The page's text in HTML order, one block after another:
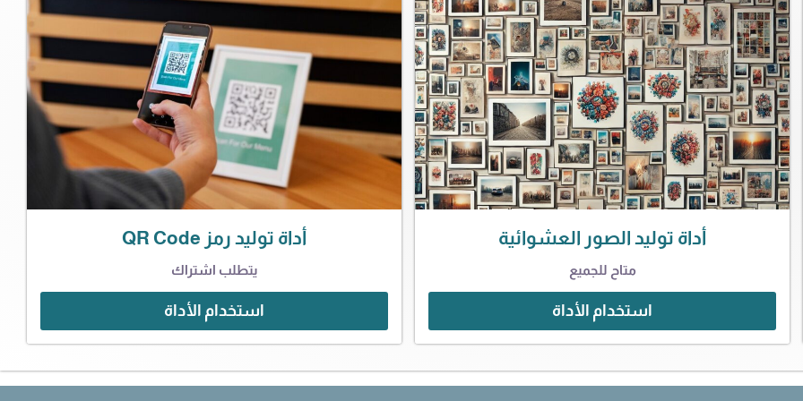
أداة توليد الصور العشوائية
متاح للجميع
استخدام الأداة
أداة توليد رمز QR Code
يتطلب اشتراك
استخدام الأداة